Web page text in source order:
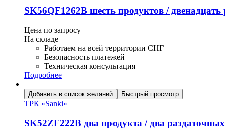
SK56QF1262B шесть продуктов /
Цена по запросу
На складе
Работаем на всей территории СНГ
Безопасность платежей
Техническая консультация
Подробнее
Добавить в список желаний Быстрый просмотр
ТРК «Sanki»
SK52ZF222B два продукта / два